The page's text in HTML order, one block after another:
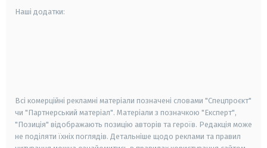
Наші додатки:
Всі комерційні рекламні матеріали позначені словами "Спецпроєкт"
чи "Партнерський матеріал". Матеріали з позначкою "Експерт",
"Позиція" відображають позицію авторів та героїв. Редакція може
не поділяти їхніх поглядів. Детальніше щодо реклами та правил